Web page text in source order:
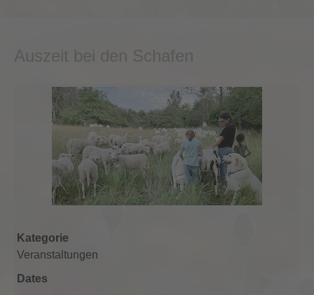
Auszeit bei den Schafen
Kategorie
Veranstaltungen
Dates